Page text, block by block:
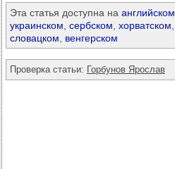
Эта статья доступна на английском
украинском сербском хорватском
словацком
венгерском
Проверка статьи: Горбунов Ярослав